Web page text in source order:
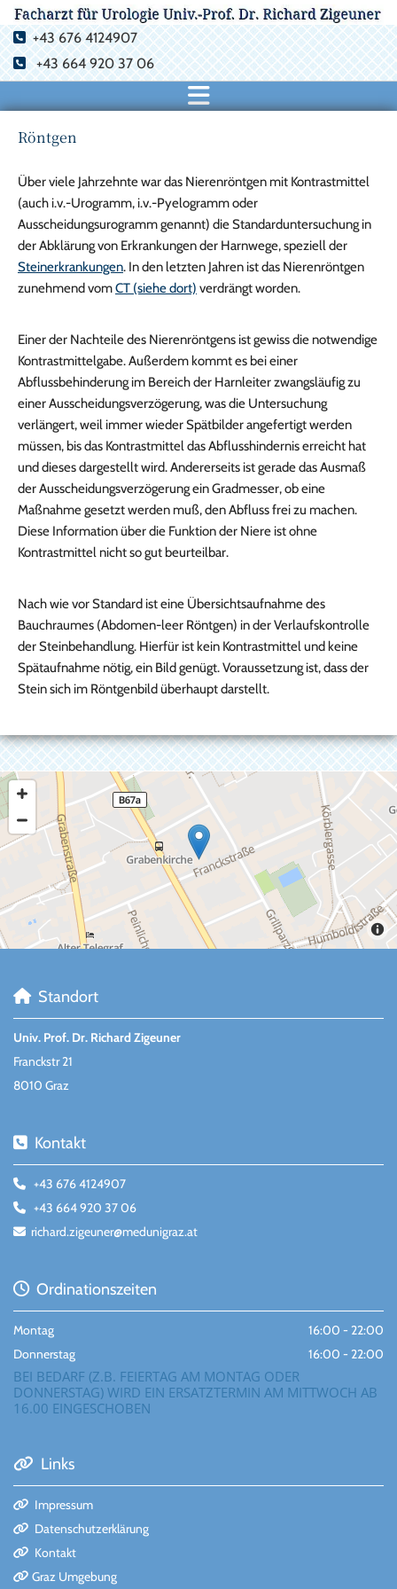
 +43 676 4124907
 +43 664 920 37 06
Röntgen
Über viele Jahrzehnte war das Nierenröntgen mit Kontrastmittel
(auch i.v.-Urogramm, i.v.-Pyelogramm oder
Ausscheidungsurogramm genannt) die Standarduntersuchung in
der Abklärung von Erkrankungen der Harnwege, speziell der
Steinerkrankungen. In den letzten Jahren ist das Nierenröntgen
zunehmend vomCT (siehe dort) verdrängt worden.
Einer der Nachteile des Nierenröntgens ist gewiss die notwendige
Kontrastmittelgabe. Außerdem kommt es bei einer
Abflussbehinderung im Bereich der Harnleiter zwangsläufig zu
einer Ausscheidungsverzögerung, was die Untersuchung
verlängert, weil immer wieder Spätbilder angefertigt werden
müssen, bis das Kontrastmittel das Abflusshindernis erreicht hat
und dieses dargestellt wird. Andererseits ist gerade das Ausmaß
der Ausscheidungsverzögerung ein Gradmesser, ob eine
Maßnahme gesetzt werden muß, den Abfluss frei zu machen.
Diese Information über die Funktion der Niere ist ohne
Kontrastmittel nicht so gut beurteilbar.
Nach wie vor Standard ist eine Übersichtsaufnahme des
Bauchraumes (Abdomen-leer Röntgen) in der Verlaufskontrolle
der Steinbehandlung. Hierfür ist kein Kontrastmittel und keine
Spätaufnahme nötig, ein Bild genügt. Voraussetzung ist, dass der
Stein sich im Röntgenbild überhaupt darstellt.
 Standort
Univ. Prof. Dr. Richard Zigeuner
Franckstr 21
8010 Graz
 Kontakt
 +43 676 4124907
 +43 664 920 37 06
 richard.zigeuner@medunigraz.at
Ordinationszeiten
Montag
16:00 - 22:00
Donnerstag
16:00 - 22:00
BEI BEDARF (Z.B. FEIERTAG AM MONTAG ODER
DONNERSTAG) WIRD EIN ERSATZTERMIN AM MITTWOCH AB
16.00 EINGESCHOBEN
 Links
 Impressum
 Datenschutzerklärung
 Kontakt
 Graz Umgebung